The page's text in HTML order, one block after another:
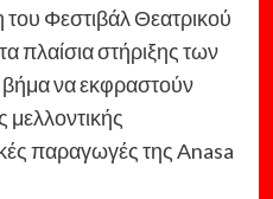
του Φεστιβάλ Θεατρικού
πλαίσια στήριξης των
βήμα να εκφραστούν
μελλοντικής
παραγωγές της Αnasa